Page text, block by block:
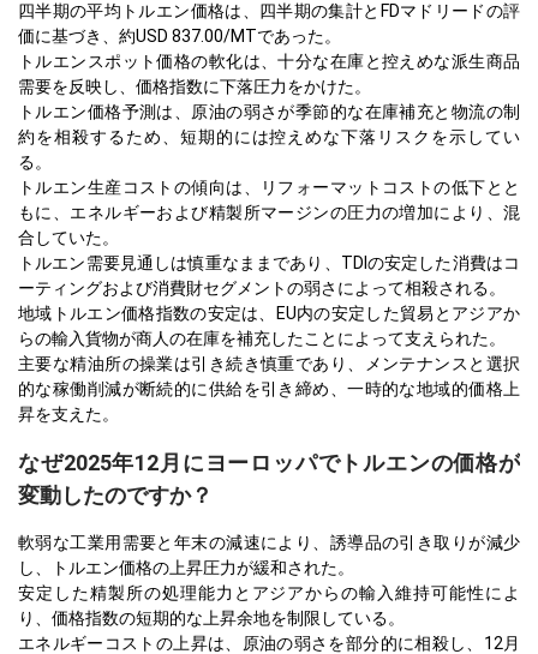
四半期の平均トルエン価格は、四半期の集計とFDマドリードの評
価に基づき、約USD 837.00/MTであった。
トルエンスポット価格の軟化は、十分な在庫と控えめな派生商品
需要を反映し、価格指数に下落圧力をかけた。
トルエン価格予測は、原油の弱さが季節的な在庫補充と物流の制
約を相殺するため、短期的には控えめな下落リスクを示してい
る。
トルエン生産コストの傾向は、リフォーマットコストの低下とと
もに、エネルギーおよび精製所マージンの圧力の増加により、混
合していた。
トルエン需要見通しは慎重なままであり、TDIの安定した消費はコ
ーティングおよび消費財セグメントの弱さによって相殺される。
地域トルエン価格指数の安定は、EU内の安定した貿易とアジアか
らの輸入貨物が商人の在庫を補充したことによって支えられた。
主要な精油所の操業は引き続き慎重であり、メンテナンスと選択
的な稼働削減が断続的に供給を引き締め、一時的な地域的価格上
昇を支えた。
なぜ2025年12月にヨーロッパでトルエンの価格が
変動したのですか？
軟弱な工業用需要と年末の減速により、誘導品の引き取りが減少
し、トルエン価格の上昇圧力が緩和された。
安定した精製所の処理能力とアジアからの輸入維持可能性によ
り、価格指数の短期的な上昇余地を制限している。
エネルギーコストの上昇は、原油の弱さを部分的に相殺し、12月